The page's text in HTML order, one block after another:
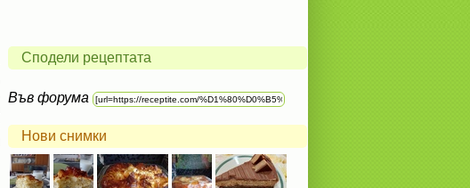
Сподели рецептата
Във форума
Нови снимки